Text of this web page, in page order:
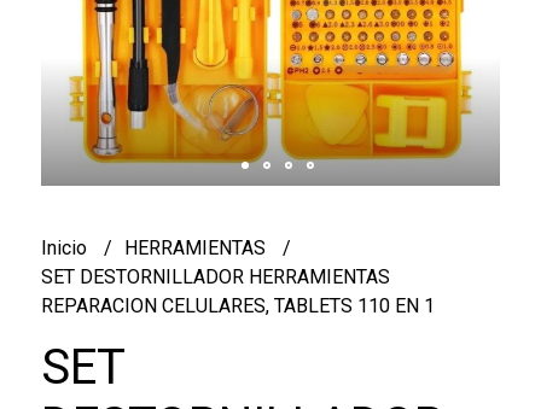
Inicio
HERRAMIENTAS
SET DESTORNILLADOR HERRAMIENTAS
REPARACION CELULARES, TABLETS 110 EN 1
SET